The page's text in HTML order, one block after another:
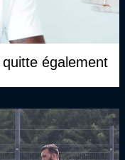
également